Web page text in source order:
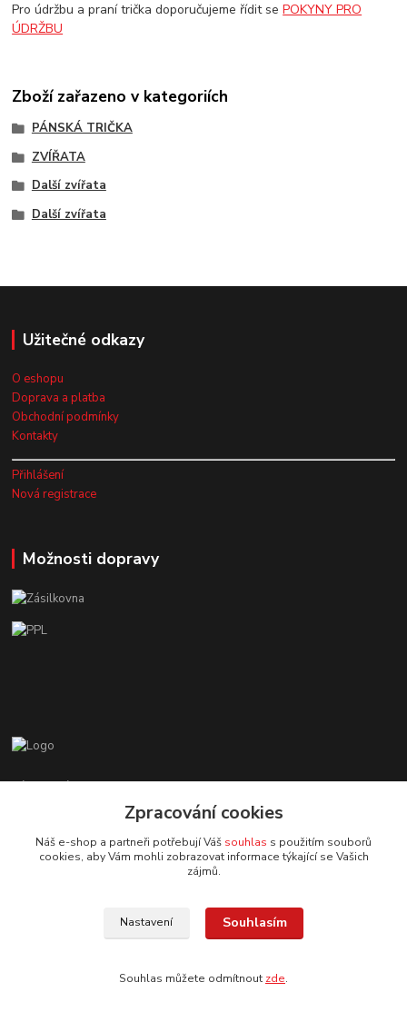
Pro údržbu a praní trička doporučujeme řídit sePOKYNY PRO
ÚDRŽBU
Zboží zařazeno v kategoriích
PÁNSKÁ TRIČKA
ZVÍŘATA
Další zvířata
Další zvířata
Užitečné odkazy
O eshopu
Doprava a platba
Obchodní podmínky
Kontakty
Přihlášení
Nová registrace
Možnosti dopravy
Zákaznická podpora EshopMB.cz
+420 606 622 002
eshopmb@seznam.cz
© Copyright 2024 Martha Black
Zpracování cookies
Náš e-shop a partneři potřebují Váš souhlas s použitím souborů
cookies, aby Vám mohli zobrazovat informace týkající se Vašich
zájmů.
Nastavení Souhlasím
Souhlas můžete odmítnout zde.